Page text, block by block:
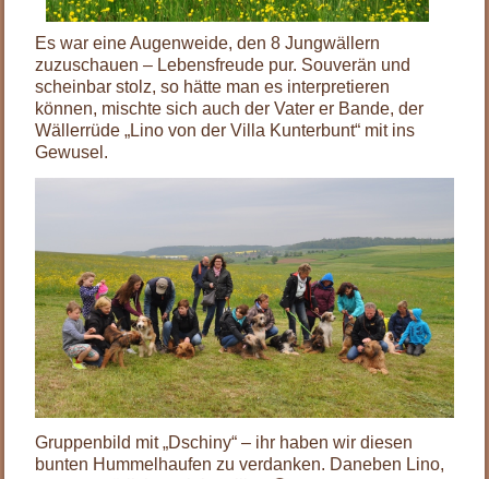
Es war eine Augenweide, den 8 Jungwällern
zuzuschauen – Lebensfreude pur. Souverän und
scheinbar stolz, so hätte man es interpretieren
können, mischte sich auch der Vater er Bande, der
Wällerrüde „Lino von der Villa Kunterbunt“ mit ins
Gewusel.
Gruppenbild mit „Dschiny“ – ihr haben wir diesen
bunten Hummelhaufen zu verdanken. Daneben Lino,